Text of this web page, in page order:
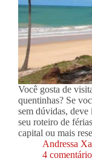
Você gosta de
quentinhas? Se
sem dúvidas, deve
seu roteiro de
capital ou mais
Andressa
4